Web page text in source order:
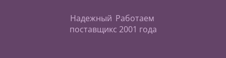
Надежный
поставщик
Работаем
с 2001 года